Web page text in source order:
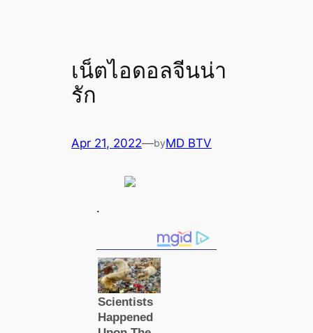
เน็ตไอดอลจีนน่า
รัก
Apr 21, 2022—byMD BTV
.